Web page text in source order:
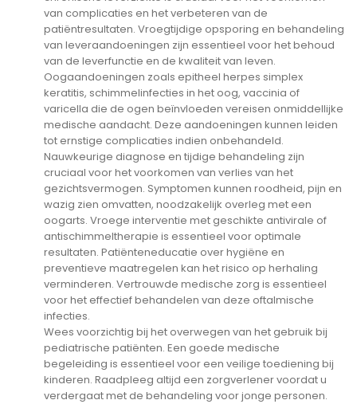
van complicaties en het verbeteren van de
patiëntresultaten. Vroegtijdige opsporing en behandeling
van leveraandoeningen zijn essentieel voor het behoud
van de leverfunctie en de kwaliteit van leven.
Oogaandoeningen zoals epitheel herpes simplex
keratitis, schimmelinfecties in het oog, vaccinia of
varicella die de ogen beïnvloeden vereisen onmiddellijke
medische aandacht. Deze aandoeningen kunnen leiden
tot ernstige complicaties indien onbehandeld.
Nauwkeurige diagnose en tijdige behandeling zijn
cruciaal voor het voorkomen van verlies van het
gezichtsvermogen. Symptomen kunnen roodheid, pijn en
wazig zien omvatten, noodzakelijk overleg met een
oogarts. Vroege interventie met geschikte antivirale of
antischimmeltherapie is essentieel voor optimale
resultaten. Patiënteneducatie over hygiëne en
preventieve maatregelen kan het risico op herhaling
verminderen. Vertrouwde medische zorg is essentieel
voor het effectief behandelen van deze oftalmische
infecties.
Wees voorzichtig bij het overwegen van het gebruik bij
pediatrische patiënten. Een goede medische
begeleiding is essentieel voor een veilige toediening bij
kinderen. Raadpleeg altijd een zorgverlener voordat u
verdergaat met de behandeling voor jonge personen.